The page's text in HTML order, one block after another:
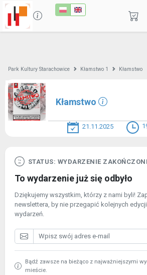
Park Kultury Starachowice Kłamstwo 1 Kłamstwo
Kłamstwo
21.11.2025
STATUS: WYDARZENIE
To wydarzenie już się odbyło
Dziękujemy wszystkim, którzy z nami byli!
newslettera, by nie przegapić kolejnych
wydarzeń.
Bądź zawsze na bieżąco z najważniejszymi
mieście.